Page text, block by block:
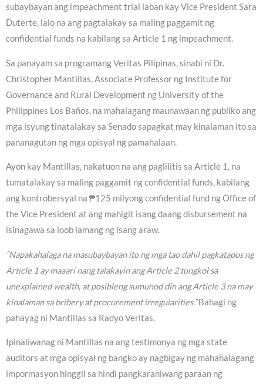
subaybayan ang impeachment trial laban kay Vice President Sara
Duterte, lalo na ang pagtalakay sa maling paggamit ng
confidential funds na kabilang sa Article 1 ng impeachment.
Sa panayam sa programang Veritas Pilipinas, sinabi ni Dr.
Christopher Mantillas, Associate Professor ng Institute for
Governance and Rural Development ng University of the
Philippines Los Baños, na mahalagang maunawaan ng publiko ang
mga isyung tinatalakay sa Senado sapagkat may kinalaman ito sa
pananagutan ng mga opisyal ng pamahalaan.
Ayon kay Mantillas, nakatuon na ang paglilitis sa Article 1, na
tumatalakay sa maling paggamit ng confidential funds, kabilang
ang kontrobersyal na ₱125 milyong confidential fund ng Office of
the Vice President at ang mahigit isang daang disbursement na
isinagawa sa loob lamang ng isang araw.
“Napakahalaga na masubaybayan ito ng mga tao dahil pagkatapos ng
Article 1 ay maaari nang talakayin ang Article 2 tungkol sa
unexplained wealth, at posibleng sumunod din ang Article 3 na may
kinalaman sa bribery at procurement irregularities.”Bahagi ng
pahayag ni Mantillas sa Radyo Veritas.
Ipinaliwanag ni Mantillas na ang testimonya ng mga state
auditors at mga opisyal ng bangko ay nagbigay ng mahahalagang
impormasyon hinggil sa hindi pangkaraniwang paraan ng